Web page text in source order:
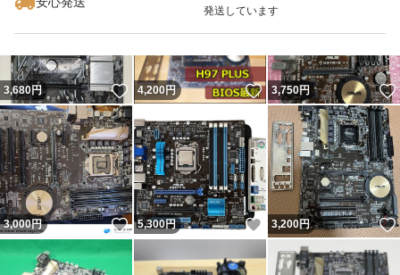
発送しています
3,680円 いいね！
4,200円 いいね！
3,750円
3,000円 いいね！
5,300円 いいね！
3,200円